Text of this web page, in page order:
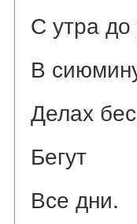
С утра до
В
Делах
Бегут
Все дни.